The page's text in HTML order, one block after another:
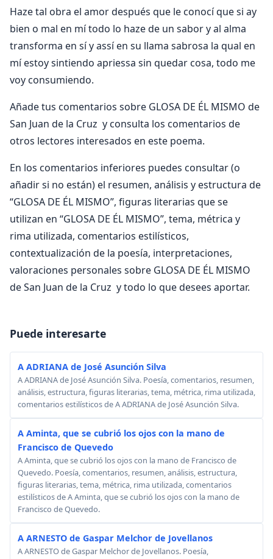
Haze tal obra el amor después que le conocí que si ay
bien o mal en mí todo lo haze de un sabor y al alma
transforma en sí y assí en su llama sabrosa la qual en
mí estoy sintiendo apriessa sin quedar cosa, todo me
voy consumiendo.
Añade tus comentarios sobre GLOSA DE ÉL MISMO de
San Juan de la Cruz y consulta los comentarios de
otros lectores interesados en este poema.
En los comentarios inferiores puedes consultar (o
añadir si no están) el resumen, análisis y estructura de
“GLOSA DE ÉL MISMO”, figuras literarias que se
utilizan en “GLOSA DE ÉL MISMO”, tema, métrica y
rima utilizada, comentarios estilísticos,
contextualización de la poesía, interpretaciones,
valoraciones personales sobre GLOSA DE ÉL MISMO
de San Juan de la Cruz y todo lo que desees aportar.
Puede interesarte
A ADRIANA de José Asunción Silva
A ADRIANA de José Asunción Silva. Poesía, comentarios, resumen,
análisis, estructura, figuras literarias, tema, métrica, rima utilizada,
comentarios estilísticos de A ADRIANA de José Asunción Silva.
A Aminta, que se cubrió los ojos con la mano de
Francisco de Quevedo
A Aminta, que se cubrió los ojos con la mano de Francisco de
Quevedo. Poesía, comentarios, resumen, análisis, estructura,
figuras literarias, tema, métrica, rima utilizada, comentarios
estilísticos de A Aminta, que se cubrió los ojos con la mano de
Francisco de Quevedo.
A ARNESTO de Gaspar Melchor de Jovellanos
A ARNESTO de Gaspar Melchor de Jovellanos. Poesía,